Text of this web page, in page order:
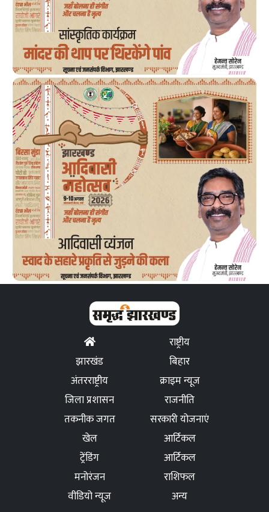
राष्ट्रीय
झारखंड
बिहार
अंतरराष्ट्रीय
क्राइम न्यूज
जिला प्रशासन
राजनीति
तकनीक जगत
सरकारी योजनाएं
खेल
आर्टिकल
ट्रेंडिंग
आर्टिकल
मनोरंजन
राशिफल
वीडियो न्यूज
अन्य